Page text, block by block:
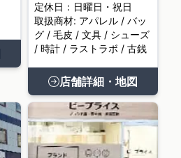
定休日：日曜日・祝日
取扱商材: アパレル / バッ
グ / 毛皮 / 文具 / シューズ
/ 時計 / ラストラボ / 古銭
店舗詳細・地図